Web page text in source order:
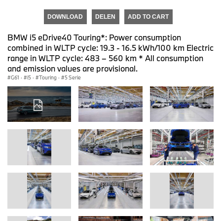
DOWNLOAD DELEN ADD TO CART
BMW i5 eDrive40 Touring*: Power consumption
combined in WLTP cycle: 19.3 - 16.5 kWh/100 km Electric
range in WLTP cycle: 483 – 560 km * All consumption
and emission values are provisional.
G61 · i5 · Touring · 5 Serie